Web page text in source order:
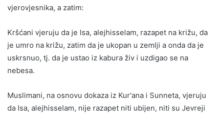
vjerovjesnika, a zatim:
Kršćani vjeruju da je Isa, alejhisselam, razapet na križu, da
je umro na križu, zatim da je ukopan u zemlji a onda da je
uskrsnuo, tj. da je ustao iz kabura živ i uzdigao se na
nebesa.
Muslimani, na osnovu dokaza iz Kur'ana i Sunneta, vjeruju
da Isa, alejhisselam, nije razapet niti ubijen, niti su Jevreji